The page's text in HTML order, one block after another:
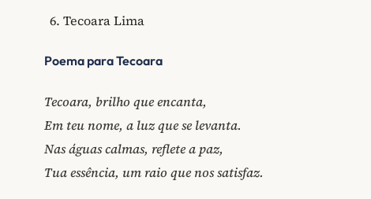
Tecoara Lima
Poema para Tecoara
Tecoara, brilho que encanta,
Em teu nome, a luz que se levanta.
Nas águas calmas, reflete a paz,
Tua essência, um raio que nos satisfaz.